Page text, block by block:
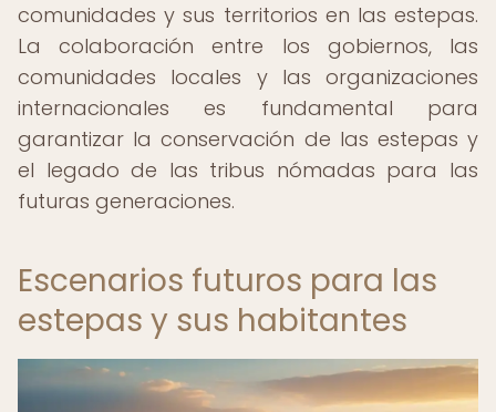
comunidades y sus territorios en las estepas.
La colaboración entre los gobiernos, las
comunidades locales y las organizaciones
internacionales es fundamental para
garantizar la conservación de las estepas y
el legado de las tribus nómadas para las
futuras generaciones.
Escenarios futuros para las
estepas y sus habitantes